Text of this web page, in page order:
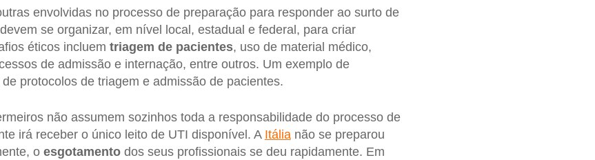
envolvidas no processo de preparação para responder ao surto de
se organizar, em nível local, estadual e federal, para criar
éticos incluem triagem de pacientes, uso de material médico,
de admissão e internação, entre outros. Um exemplo de
protocolos de triagem e admissão de pacientes.
não assumem sozinhos toda a responsabilidade do processo de
irá receber o único leito de UTI disponível. A Itálianão se preparou
o esgotamentodos seus profissionais se deu rapidamente. Em